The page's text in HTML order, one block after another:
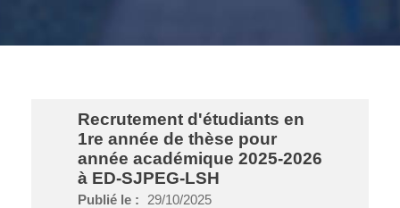
Recrutement d'étudiants en
1re année de thèse pour
année académique 2025-2026
à ED-SJPEG-LSH
Publié le : 29/10/2025